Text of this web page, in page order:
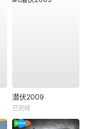
潜伏2009
已完结